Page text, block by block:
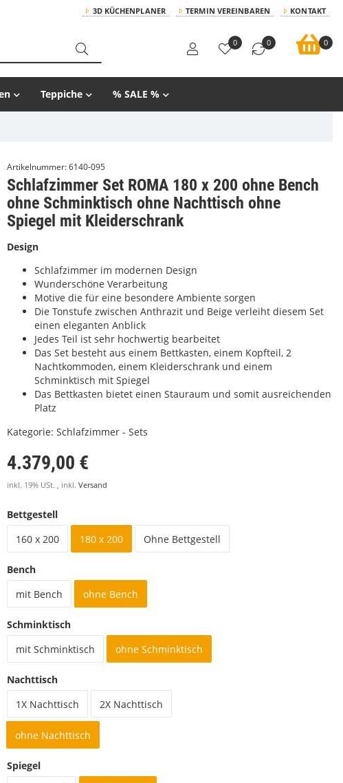
3D KÜCHENPLANER TERMIN VEREINBAREN KONTAKT
0 0 0
Teppiche % SALE %
Artikelnummer:6140-095
Schlafzimmer Set ROMA 180 x 200 ohne Bench
ohne Schminktisch ohne Nachttisch ohne
Spiegel mit Kleiderschrank
Design
Schlafzimmer im modernen Design
Wunderschöne Verarbeitung
Motive die für eine besondere Ambiente sorgen
Die Tonstufe zwischen Anthrazit und Beige verleiht diesem Set
einen eleganten Anblick
Jedes Teil ist sehr hochwertig bearbeitet
Das Set besteht aus einem Bettkasten, einem Kopfteil, 2
Nachtkommoden, einem Kleiderschrank und einem
Schminktisch mit Spiegel
Das Bettkasten bietet einen Stauraum und somit ausreichenden
Platz
Kategorie: Schlafzimmer - Sets
4.379,00 €
inkl. 19% USt. , inkl. Versand
Bettgestell
160 x 200
180 x 200 Ohne Bettgestell
Bench
mit Bench
ohne Bench
Schminktisch
mit Schminktisch
ohne Schminktisch
Nachttisch
1X Nachttisch
2X Nachttisch
ohne Nachttisch
Spiegel